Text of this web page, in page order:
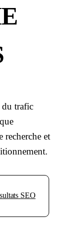
du trafic
recherche et
SEO